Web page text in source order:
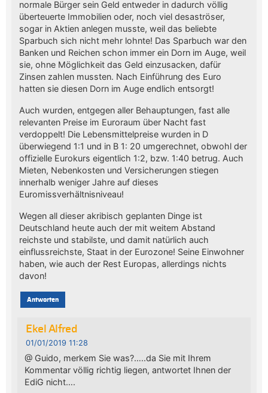
normale Bürger sein Geld entweder in dadurch völlig
überteuerte Immobilien oder, noch viel desaströser,
sogar in Aktien anlegen musste, weil das beliebte
Sparbuch sich nicht mehr lohnte! Das Sparbuch war den
Banken und Reichen schon immer ein Dorn im Auge, weil
sie, ohne Möglichkeit das Geld einzusacken, dafür
Zinsen zahlen mussten. Nach Einführung des Euro
hatten sie diesen Dorn im Auge endlich entsorgt!
Auch wurden, entgegen aller Behauptungen, fast alle
relevanten Preise im Euroraum über Nacht fast
verdoppelt! Die Lebensmittelpreise wurden in D
überwiegend 1:1 und in B 1: 20 umgerechnet, obwohl der
offizielle Eurokurs eigentlich 1:2, bzw. 1:40 betrug. Auch
Mieten, Nebenkosten und Versicherungen stiegen
innerhalb weniger Jahre auf dieses
Euromissverhältnisniveau!
Wegen all dieser akribisch geplanten Dinge ist
Deutschland heute auch der mit weitem Abstand
reichste und stabilste, und damit natürlich auch
einflussreichste, Staat in der Eurozone! Seine Einwohner
haben, wie auch der Rest Europas, allerdings nichts
davon!
Antworten
Ekel Alfred
01/01/2019 11:28
@ Guido, merkem Sie was?…..da Sie mit Ihrem
Kommentar völlig richtig liegen, antwortet Ihnen der
EdiG nicht….